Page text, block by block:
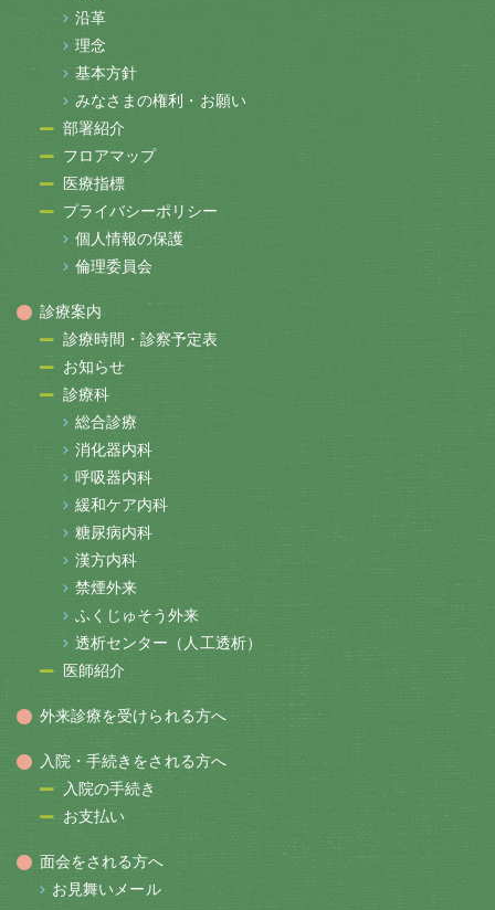
沿革
理念
基本方針
みなさまの権利・お願い
部署紹介
フロアマップ
医療指標
プライバシーポリシー
個人情報の保護
倫理委員会
診療案内
診療時間・診察予定表
お知らせ
診療科
総合診療
消化器内科
呼吸器内科
緩和ケア内科
糖尿病内科
漢方内科
禁煙外来
ふくじゅそう外来
透析センター（人工透析）
医師紹介
外来診療を受けられる方へ
入院・手続きをされる方へ
入院の手続き
お支払い
面会をされる方へ
お見舞いメール